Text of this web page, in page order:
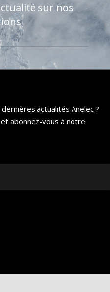
sur nos
actualités Anelec ?
abonnez-vous à notre